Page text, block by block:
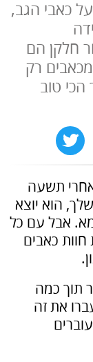
כאבי הגב,
חלקן הם
רק
הכי טוב
תשעה
הוא יוצא
אבל עם כל
כאבים
תוך כמה
את זה